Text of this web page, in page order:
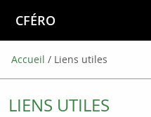
CFÉRO
Accueil / Liens utiles
LIENS UTILES